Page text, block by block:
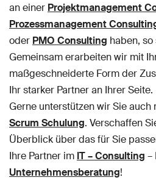
an einer Projektmanagement
Prozessmanagement
oder PMO Consulting haben,
Gemeinsam erarbeiten wir mit
maßgeschneiderte Form der
Ihr starker Partner an Ihrer Seite.
Gerne unterstützen wir Sie
Scrum Schulung. Verschaffen
Überblick über das für Sie
Ihre Partner im IT – Consulting –
Unternehmensberatung!